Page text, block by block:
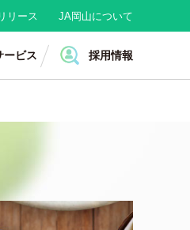
リース JA岡山について
ービス 採用情報